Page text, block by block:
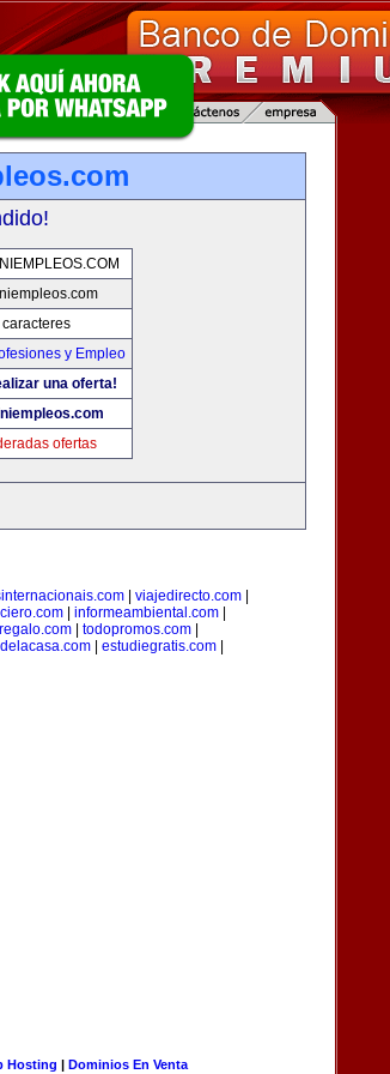
caracteres
y Empleo
una oferta!
ofertas
viajedirecto.com
| informeambiental.com|
todopromos.com
| estudiegratis.com|
Hosting | Dominios En Venta